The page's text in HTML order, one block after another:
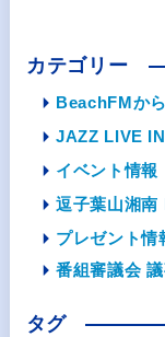
カテゴリー
BeachFMか
JAZZ LIVE
イベント情報
逗子葉山湘
プレゼント情
番組審議会
タグ